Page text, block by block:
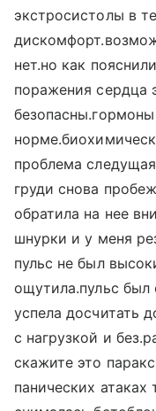
экстросистолы в
нет.но как
поражения сердца
проблема
груди снова
обратила на нее
шнурки и у меня
пульс не был
ощутила.пульс
успела досчитать
с нагрузкой и
скажите это
панических